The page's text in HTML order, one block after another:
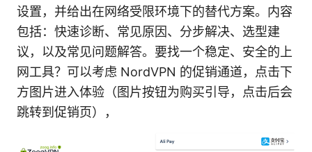
设置，并给出在网络受限环境下的替代方案。内容
包括：快速诊断、常见原因、分步解决、选型建
议，以及常见问题解答。要找一个稳定、安全的上
网工具？可以考虑 NordVPN 的促销通道，点击下
方图片进入体验（图片按钮为购买引导，点击后会
跳转到促销页），